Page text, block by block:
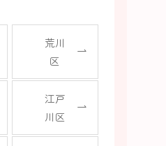
荒川
区
江戸
川区